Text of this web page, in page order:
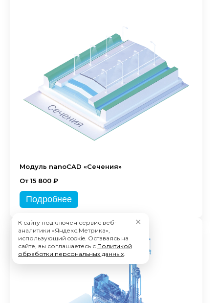
Модуль nanoCAD «Сечения»
От 15 800 ₽
Подробнее
К сайту подключен сервис веб-
аналитики «Яндекс.Метрика»,
использующий cookie. Оставаясь на
сайте, вы соглашаетесь с Политикой
обработки персональных данных.
✕